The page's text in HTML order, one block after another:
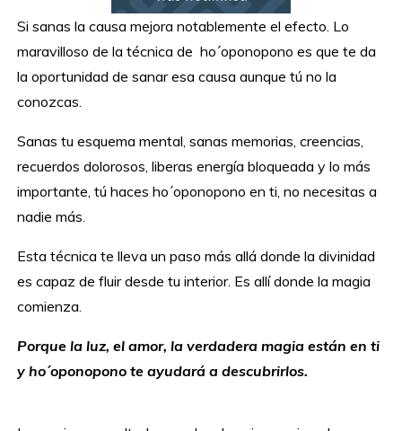
Si sanas la causa mejora notablemente el efecto. Lo
maravilloso de la técnica de ho´oponopono es que te da
la oportunidad de sanar esa causa aunque tú no la
conozcas.
Sanas tu esquema mental, sanas memorias, creencias,
recuerdos dolorosos, liberas energía bloqueada y lo más
importante, tú haces ho´oponopono en ti, no necesitas a
nadie más.
Esta técnica te lleva un paso más allá donde la divinidad
es capaz de fluir desde tu interior. Es allí donde la magia
comienza.
Porque la luz, el amor, la verdadera magia están en ti
y ho´oponopono te ayudará a descubrirlos.